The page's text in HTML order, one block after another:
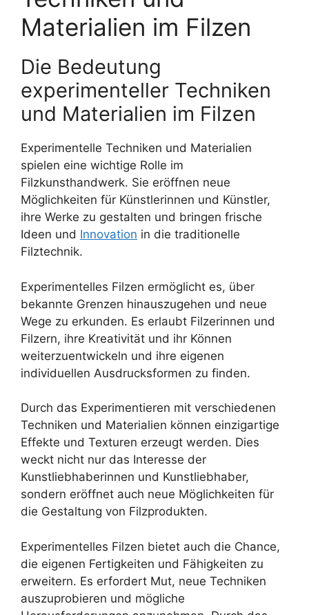
Materialien im Filzen
Die Bedeutung
experimenteller Techniken
und Materialien im Filzen
Experimentelle Techniken und Materialien
spielen eine wichtige Rolle im
Filzkunsthandwerk. Sie eröffnen neue
Möglichkeiten für Künstlerinnen und Künstler,
ihre Werke zu gestalten und bringen frische
Ideen und Innovation in die traditionelle
Filztechnik.
Experimentelles Filzen ermöglicht es, über
bekannte Grenzen hinauszugehen und neue
Wege zu erkunden. Es erlaubt Filzerinnen und
Filzern, ihre Kreativität und ihr Können
weiterzuentwickeln und ihre eigenen
individuellen Ausdrucksformen zu finden.
Durch das Experimentieren mit verschiedenen
Techniken und Materialien können einzigartige
Effekte und Texturen erzeugt werden. Dies
weckt nicht nur das Interesse der
Kunstliebhaberinnen und Kunstliebhaber,
sondern eröffnet auch neue Möglichkeiten für
die Gestaltung von Filzprodukten.
Experimentelles Filzen bietet auch die Chance,
die eigenen Fertigkeiten und Fähigkeiten zu
erweitern. Es erfordert Mut, neue Techniken
auszuprobieren und mögliche